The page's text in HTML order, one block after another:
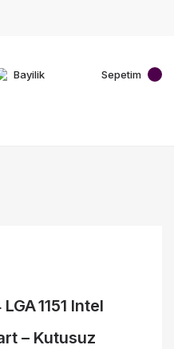
Bayilik Sepetim
1151 Intel
– Kutusuz